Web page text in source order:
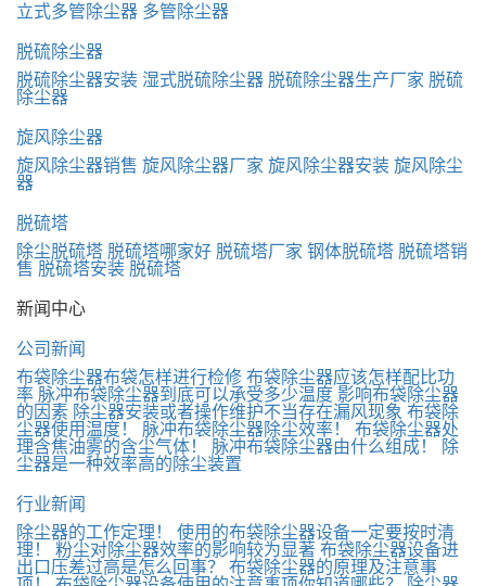
立式多管除尘器 多管除尘器
脱硫除尘器
脱硫除尘器安装 湿式脱硫除尘器 脱硫除尘器生产厂家 脱硫
除尘器
旋风除尘器
旋风除尘器销售 旋风除尘器厂家 旋风除尘器安装 旋风除尘
器
脱硫塔
除尘脱硫塔 脱硫塔哪家好 脱硫塔厂家 钢体脱硫塔 脱硫塔销
售 脱硫塔安装 脱硫塔
新闻中心
公司新闻
布袋除尘器布袋怎样进行检修 布袋除尘器应该怎样配比功
率 脉冲布袋除尘器到底可以承受多少温度 影响布袋除尘器
的因素 除尘器安装或者操作维护不当存在漏风现象 布袋除
尘器使用温度！
脉冲布袋除尘器除尘效率！
布袋除尘器处
理含焦油雾的含尘气体！
脉冲布袋除尘器由什么组成！
除
尘器是一种效率高的除尘装置
行业新闻
除尘器的工作定理！
使用的布袋除尘器设备一定要按时清
理！
粉尘对除尘器效率的影响较为显著 布袋除尘器设备进
出口压差过高是怎么回事？
布袋除尘器的原理及注意事